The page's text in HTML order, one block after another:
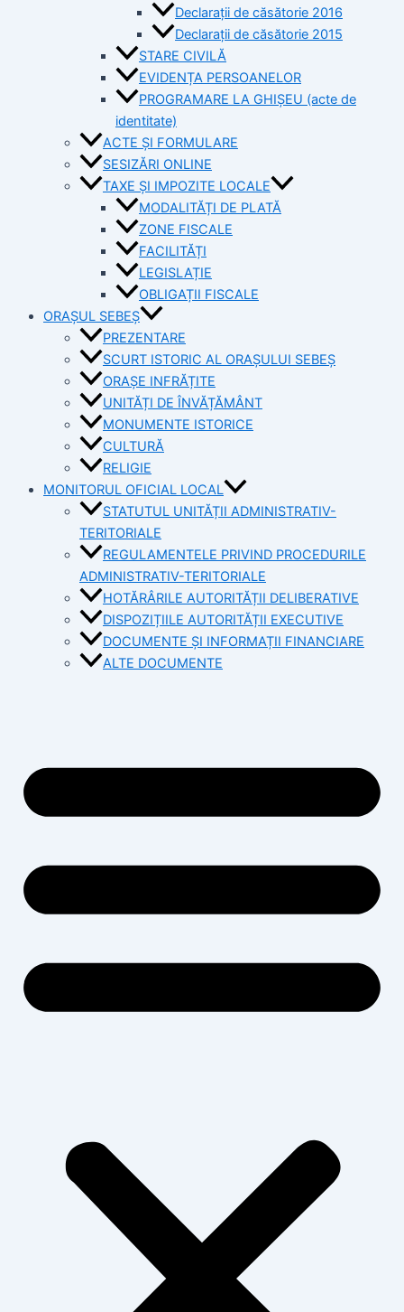
Declarații de căsătorie 2016
Declarații de căsătorie 2015
STARE CIVILĂ
EVIDENȚA PERSOANELOR
PROGRAMARE LA GHIȘEU (acte de
identitate)
ACTE ȘI FORMULARE
SESIZĂRI ONLINE
TAXE ȘI IMPOZITE LOCALE
MODALITĂȚI DE PLATĂ
ZONE FISCALE
FACILITĂȚI
LEGISLAȚIE
OBLIGAȚII FISCALE
ORAȘUL SEBEȘ
PREZENTARE
SCURT ISTORIC AL ORAȘULUI SEBEȘ
ORAȘE INFRĂȚITE
UNITĂȚI DE ÎNVĂȚĂMÂNT
MONUMENTE ISTORICE
CULTURĂ
RELIGIE
MONITORUL OFICIAL LOCAL
STATUTUL UNITĂȚII ADMINISTRATIV-
TERITORIALE
REGULAMENTELE PRIVIND PROCEDURILE
ADMINISTRATIV-TERITORIALE
HOTĂRÂRILE AUTORITĂȚII DELIBERATIVE
DISPOZIȚIILE AUTORITĂȚII EXECUTIVE
DOCUMENTE ȘI INFORMAȚII FINANCIARE
ALTE DOCUMENTE